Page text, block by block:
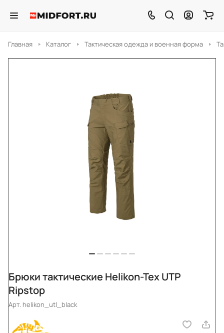
Главная Каталог Тактическая одежда и военная форма
Брюки тактические Helikon-Tex UTP
Ripstop
Арт. helikon_utl_black